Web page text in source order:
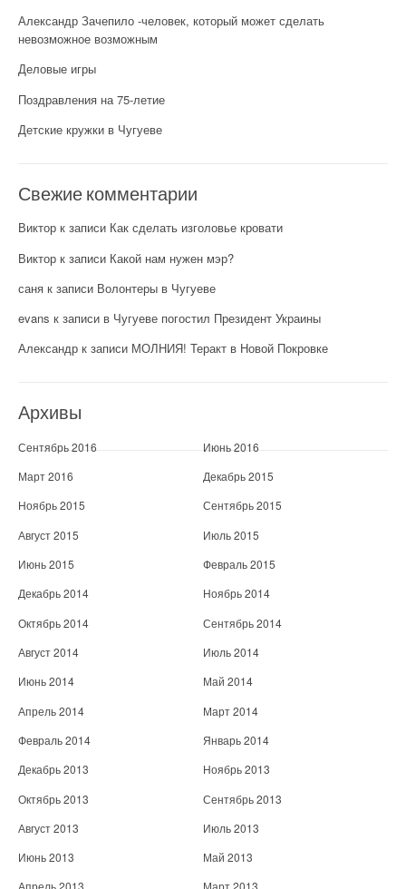
Александр Зачепило -человек, который может сделать
невозможное возможным
Деловые игры
Поздравления на 75-летие
Детские кружки в Чугуеве
Свежие комментарии
Виктор к записи Как сделать изголовье кровати
Виктор к записи Какой нам нужен мэр?
саня к записи Волонтеры в Чугуеве
evans к записи в Чугуеве погостил Президент Украины
Александр к записи МОЛНИЯ! Теракт в Новой Покровке
Архивы
Сентябрь 2016
Июнь 2016
Март 2016
Декабрь 2015
Ноябрь 2015
Сентябрь 2015
Август 2015
Июль 2015
Июнь 2015
Февраль 2015
Декабрь 2014
Ноябрь 2014
Октябрь 2014
Сентябрь 2014
Август 2014
Июль 2014
Июнь 2014
Май 2014
Апрель 2014
Март 2014
Февраль 2014
Январь 2014
Декабрь 2013
Ноябрь 2013
Октябрь 2013
Сентябрь 2013
Август 2013
Июль 2013
Июнь 2013
Май 2013